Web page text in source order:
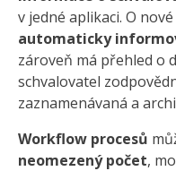
v jedné aplikaci. O
automaticky
zároveň má přehled o
schvalovatel
zaznamenávaná a
Workflow procesů
neomezený počet,